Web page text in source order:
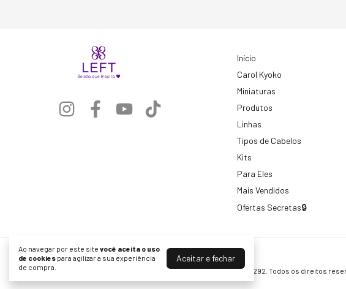
Ao navegar por este site você aceita o uso
de cookies para agilizar a sua experiência
de compra.
Aceitar e fechar
Início
Carol Kyoko
Miniaturas
Produtos
Linhas
Tipos de Cabelos
Kits
Para Eles
Mais Vendidos
Ofertas Secretas🔒
Left Cosméticos
©2026. Formular Servicos Cosmeticos LTDA - 10721006000292. Todos os direitos